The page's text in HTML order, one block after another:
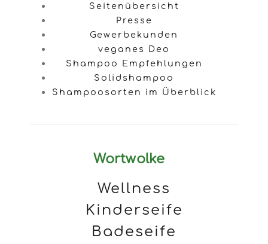
Seitenübersicht
Presse
Gewerbekunden
veganes Deo
Shampoo Empfehlungen
Solidshampoo
Shampoosorten im Überblick
Wortwolke
Wellness
Kinderseife
Badeseife